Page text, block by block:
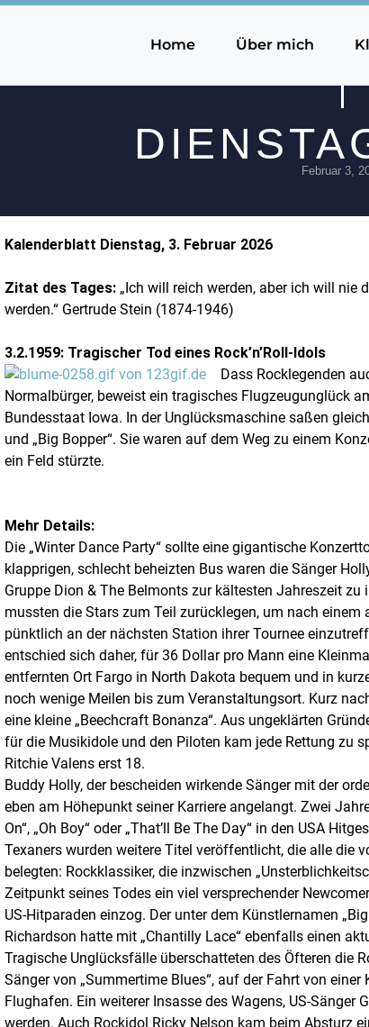
Home Über mich
Februar 3,
Kalenderblatt Dienstag, 3. Februar 2026
Zitat des Tages: „Ich will reich werden, aber ich will nie
werden.“ Gertrude Stein (1874-1946)
3.2.1959: Tragischer Tod eines Rock’n’Roll-Idols
Dass Rocklegenden
Normalbürger, beweist ein tragisches Flugzeugunglück
Bundesstaat Iowa. In der Unglücksmaschine saßen
und „Big Bopper“. Sie waren auf dem Weg zu einem
ein Feld stürzte.
Mehr Details:
Die „Winter Dance Party“ sollte eine gigantische
klapprigen, schlecht beheizten Bus waren die Sänger
Gruppe Dion & The Belmonts zur kältesten Jahreszeit
mussten die Stars zum Teil zurücklegen, um nach
pünktlich an der nächsten Station ihrer Tournee
entschied sich daher, für 36 Dollar pro Mann eine
entfernten Ort Fargo in North Dakota bequem und in
noch wenige Meilen bis zum Veranstaltungsort. Kurz
eine kleine „Beechcraft Bonanza“. Aus ungeklärten
für die Musikidole und den Piloten kam jede Rettung zu
Ritchie Valens erst 18.
Buddy Holly, der bescheiden wirkende Sänger mit der
eben am Höhepunkt seiner Karriere angelangt. Zwei
On“, „Oh Boy“ oder „That’ll Be The Day“ in den USA
Texaners wurden weitere Titel veröffentlicht, die alle die
belegten: Rockklassiker, die inzwischen
Zeitpunkt seines Todes ein viel versprechender
US-Hitparaden einzog. Der unter dem Künstlernamen
Richardson hatte mit „Chantilly Lace“ ebenfalls einen
Tragische Unglücksfälle überschatteten des Öfteren die
Sänger von „Summertime Blues“, auf der Fahrt von
Flughafen. Ein weiterer Insasse des Wagens, US-Sänger
werden. Auch Rockidol Ricky Nelson kam beim Absturz